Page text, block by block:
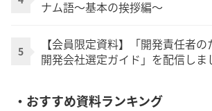
ナム語～基本の挨拶編～
5
【会員限定資料】「開発責任者
開発会社選定ガイド」を配信しま
・おすすめ資料ランキング